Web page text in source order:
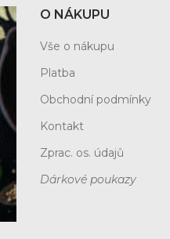
O NÁKUPU
Vše o nákupu
Platba
Obchodní podmínky
Kontakt
Zprac. os. údajů
Dárkové poukazy